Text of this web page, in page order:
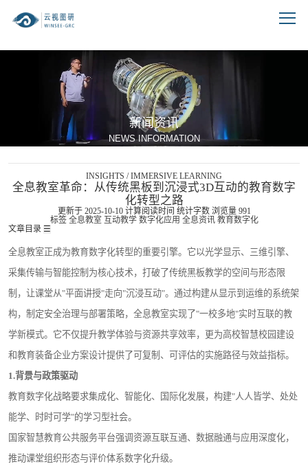
新闻资讯
NEWS INFORMATION
INSIGHTS / IMMERSIVE LEARNING
全息教室革命：从传统黑板到沉浸式3D互动的教育数字
化转型之路
更新于 2025-10-10 计算阅读时间 统计字数 浏览量 991
标签 全息教室 互动教学 数字化应用 全息资讯 教育数字化
文章目录 ☰
全息教室正成为教育数字化转型的重要引擎。它以光学显示、三维引擎、
采集传输与智能控制为核心技术，打破了传统黑板教学的空间与形态限
制，让课堂从"平面讲授"走向"沉浸互动"。通过构建从显示到运维的系统架
构，制定安全治理与部署策略，全息教室实现了"一校多地"实时互联的教
学新模式。它不仅提升教学体验与资源共享效率，更为高校智慧校园建设
和教育装备企业方案设计提供了可复制、可评估的实施路径与效益指标。
1.背景与政策驱动
教育数字化战略要求集成化、智能化、国际化发展，构建"人人皆学、处处
能学、时时可学"的学习型社会。
国家智慧教育公共服务平台强调资源互联互通、数据融通与应用深度化，
推动课堂组织形态与评价体系数字化升级。